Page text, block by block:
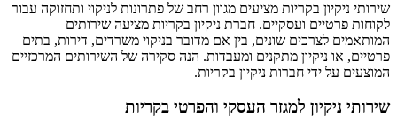
שירותי ניקיון בקריות מציעים מגוון רחב של פתרונות לניקוי ותחזוקה עבור
לקוחות פרטיים ועסקיים. חברת ניקיון בקריות מציעה שירותים
המותאמים לצרכים שונים, בין אם מדובר בניקוי משרדים, דירות, בתים
פרטיים, או ניקיון מתקנים ומעבדות. הנה סקירה של השירותים המרכזיים
המוצעים על ידי חברות ניקיון בקריות.
שירותי ניקיון למגזר העסקי והפרטי בקריות